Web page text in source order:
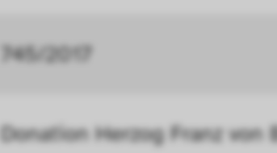
745/2017
Donation Herzog Franz von